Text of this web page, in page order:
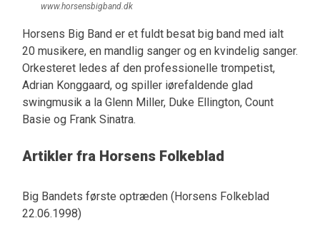
www.horsensbigband.dk
Horsens Big Band er et fuldt besat big band med ialt
20 musikere, en mandlig sanger og en kvindelig sanger.
Orkesteret ledes af den professionelle trompetist,
Adrian Konggaard, og spiller iørefaldende glad
swingmusik a la Glenn Miller, Duke Ellington, Count
Basie og Frank Sinatra.
Artikler fra Horsens Folkeblad
Big Bandets første optræden (Horsens Folkeblad
22.06.1998)